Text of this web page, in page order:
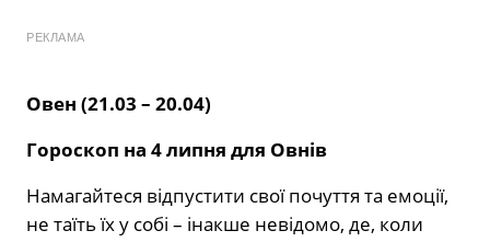
РЕКЛАМА
Овен (21.03 – 20.04)
Гороскоп на 4 липня для Овнів
Намагайтеся відпустити свої почуття та емоції,
не таїть їх у собі – інакше невідомо, де, коли